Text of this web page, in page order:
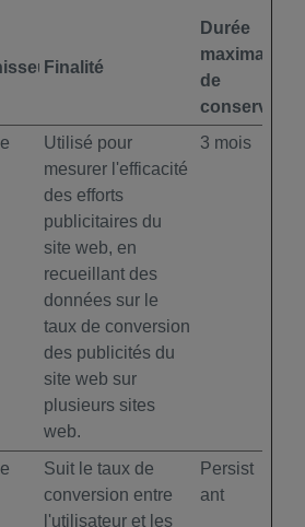
Finalité
Durée
maximale
de
Utilisé pour
mesurer l'efficacité
des efforts
publicitaires du
site web, en
recueillant des
données sur le
taux de conversion
des publicités du
site web sur
plusieurs sites
web.
3 mois
Suit le taux de
conversion entre
l'utilisateur et les
Persist
ant